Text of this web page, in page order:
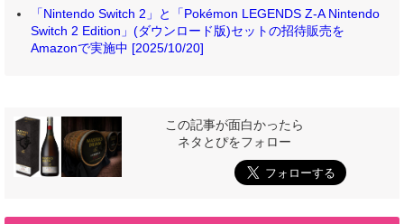
「Nintendo Switch 2」と「Pokémon LEGENDS Z-A Nintendo
Switch 2 Edition」(ダウンロード版)セットの招待販売を
Amazonで実施中 [2025/10/20]
この記事が面白かったら
ネタとぴをフォロー